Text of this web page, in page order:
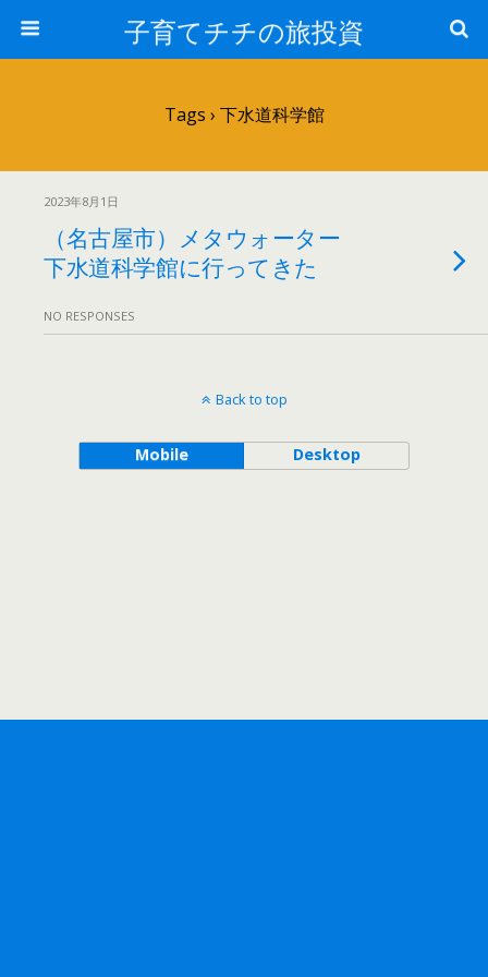
子育てチチの旅投資
Tags › 下水道科学館
2023年8月1日
（名古屋市）メタウォーター
下水道科学館に行ってきた
NO RESPONSES
Back to top
Mobile Desktop